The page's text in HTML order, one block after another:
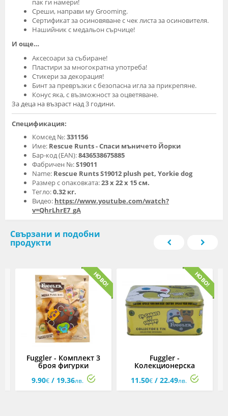
пак ги намери!
Среши, направи му Grooming.
Сертификат за осиновяване с чек листа за осиновителя.
Нашийник с медальон сърчице!
И още…
Аксесоари за събиране!
Пластири за многократна употреба!
Стикери за декорация!
Бинт за превръзки с безопасна игла за прикрепяне.
Конус яка, с възможност за оцветяване.
За деца на възраст над 3 години.
Спецификация:
Комсед №:331156
Име: Rescue Runts - Спаси мъничето Йорки
Бар-код (EAN):8436538675885
Фабричен №:S19011
Name: Rescue Runts S19012 plush pet, Yorkie dog
Размер с опаковката:23 x 22 x 15 см.
Тегло:0.32 кг.
Видео: https://www.youtube.com/watch?
v=QhrLhrE7_gA
Свързани и подобни
продукти
Fuggler - Комплект 3
броя фигурки
9.90€/ 19.36лв.
Fuggler -
Колекционерска
фигурка в златна кутия
11.50€/ 22.49лв.